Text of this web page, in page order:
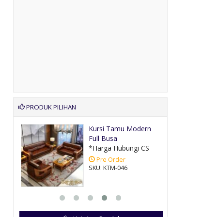
PRODUK PILIHAN
Kursi Tamu Modern
Full Busa
*Harga Hubungi CS
Pre Order
SKU: KTM-046